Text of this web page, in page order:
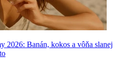
2026: Banán, kokos a vôňa slanej